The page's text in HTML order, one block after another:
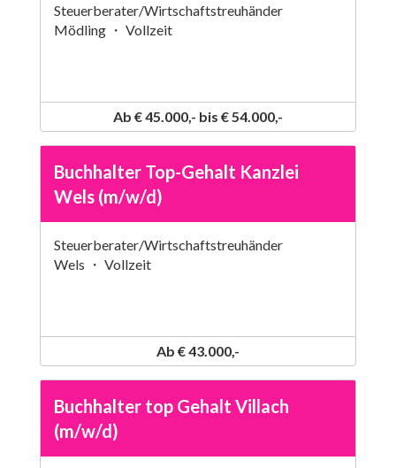
Steuerberater/Wirtschaftstreuhänder
Mödling ・ Vollzeit
Ab € 45.000,- bis € 54.000,-
Buchhalter Top-Gehalt Kanzlei
Wels (m/w/d)
Steuerberater/Wirtschaftstreuhänder
Wels ・ Vollzeit
Ab € 43.000,-
Buchhalter top Gehalt Villach
(m/w/d)